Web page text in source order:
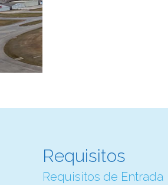
Requisitos
Requisitos de Entrada